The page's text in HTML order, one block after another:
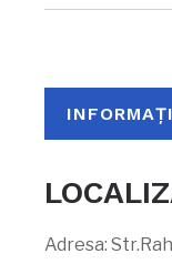
Adresa: